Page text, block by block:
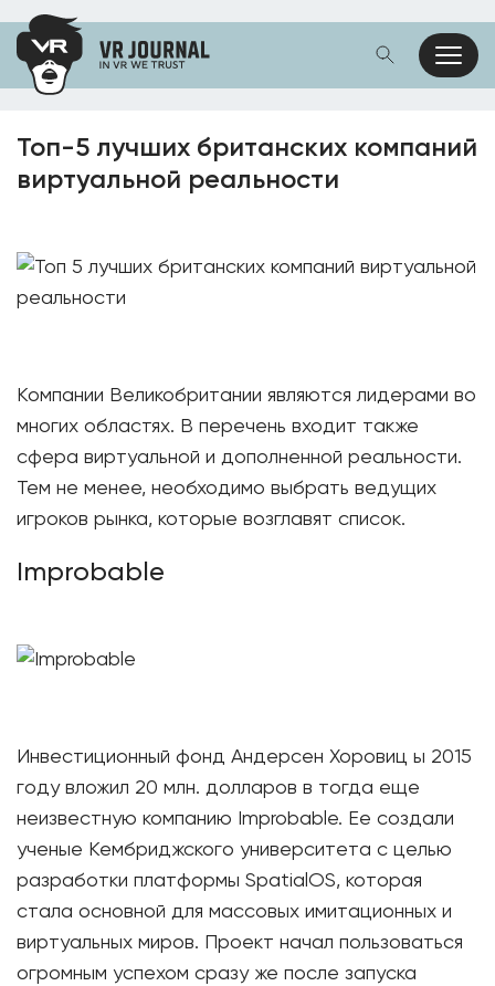
Топ-5 лучших британских компаний
виртуальной реальности
Компании Великобритании являются лидерами во
многих областях. В перечень входит также
сфера виртуальной и дополненной реальности.
Тем не менее, необходимо выбрать ведущих
игроков рынка, которые возглавят список.
Improbable
Инвестиционный фонд Андерсен Хоровиц ы 2015
году вложил 20 млн. долларов в тогда еще
неизвестную компанию Improbable. Ее создали
ученые Кембриджского университета с целью
разработки платформы SpatialOS, которая
стала основной для массовых имитационных и
виртуальных миров. Проект начал пользоваться
огромным успехом сразу же после запуска